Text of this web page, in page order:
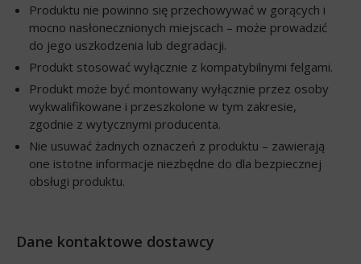
Produktu nie powinno się przechowywać w gorących i
mocno nasłonecznionych miejscach – może prowadzić
do jego uszkodzenia lub degradacji.
Produkt stosować wyłącznie z kompatybilnymi felgami.
Produkt może być montowany wyłącznie przez osoby
wykwalifikowane i przeszkolone w tym zakresie,
zgodnie z wytycznymi producenta.
Nie usuwać żadnych oznaczeń z produktu – zawierają
one istotne informacje niezbędne do dla bezpiecznej
obsługi produktu.
Dane kontaktowe dostawcy